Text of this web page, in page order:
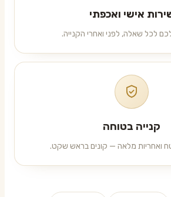
אישי ואכפתי
לכל שאלה, לפני ואחרי הקנייה.
קנייה בטוחה
ואחריות מלאה — קונים בראש שקט.